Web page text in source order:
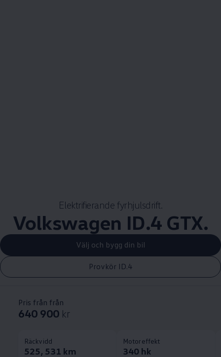
Elektrifierande fyrhjulsdrift.
Volkswagen ID.4 GTX.
Välj och bygg din bil
Provkör ID.4
Pris från från
640 900 kr
Räckvidd
525, 531 km
Motoreffekt
340 hk